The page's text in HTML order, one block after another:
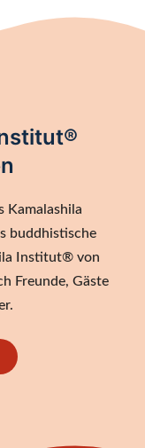
Kamalashila
buddhistische
Institut® von
Freunde, Gäste